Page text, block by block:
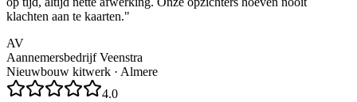
klachten aan te kaarten."
AV
Aannemersbedrijf Veenstra
Nieuwbouw kitwerk · Almere
4.0